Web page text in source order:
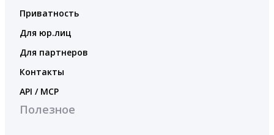
Приватность
Для юр.лиц
Для партнеров
Контакты
API / MCP
Полезное